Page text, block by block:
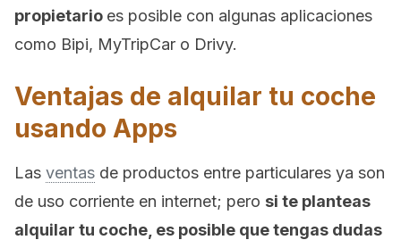
propietario es posible con algunas aplicaciones
como Bipi, MyTripCar o Drivy.
Ventajas de alquilar tu coche
usando Apps
Las ventas de productos entre particulares ya son
de uso corriente en internet; pero si te planteas
alquilar tu coche, es posible que tengas dudas